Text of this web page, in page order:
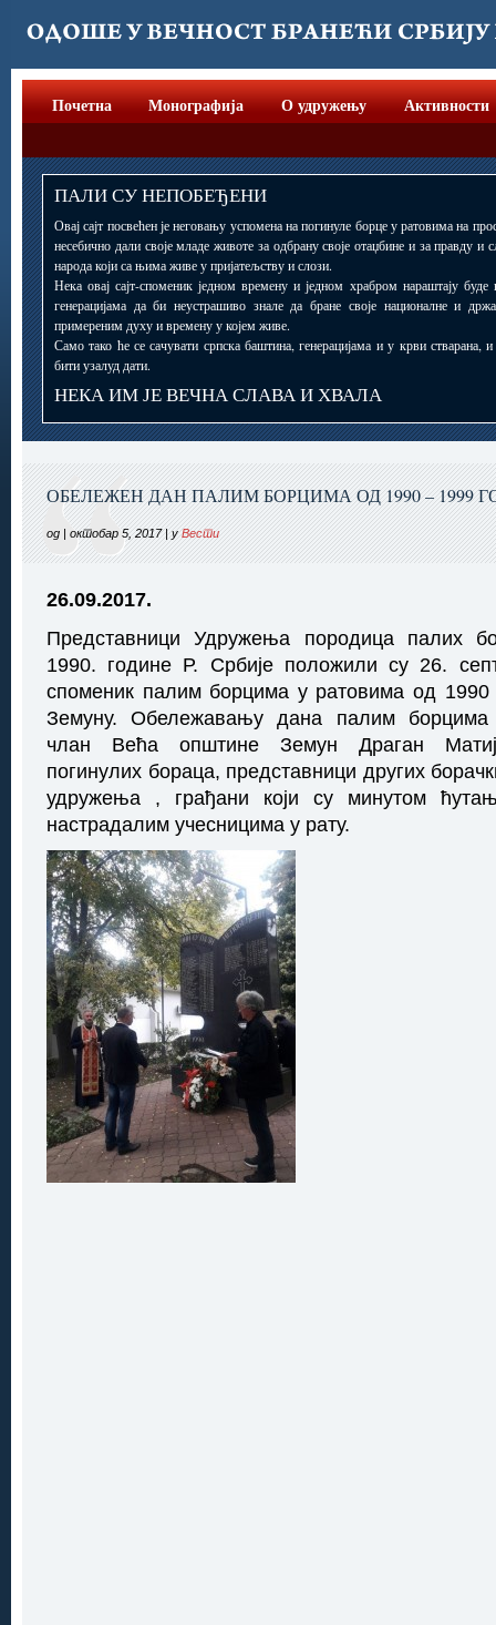
Почетна Монографија О удружењу Активности
ПАЛИ СУ НЕПОБЕЂЕНИ
Овај сајт посвећен је неговању успомена на погинуле борце у ратовима на
несебично дали своје младе животе за одбрану своје отаџбине и за правду и
народа који са њима живе у пријатељству и слози.
Нека овај сајт-споменик једном времену и једном храбром нараштају
генерацијама да би неустрашиво знале да бране своје националне и
примереним духу и времену у којем живе.
Само тако ће се сачувати српска баштина, генерацијама и у крви
бити узалуд дати.
НЕКА ИМ ЈЕ ВЕЧНА СЛАВА И ХВАЛА
ОБЕЛЕЖЕН ДАН ПАЛИМ БОРЦИМА ОД 1990 – 1999
од | октобар 5, 2017 | уВести
26.09.2017.
Представници Удружења породица палих
1990. године Р. Србије положили су 26.
споменик палим борцима у ратовима од
Земуну. Обележавању дана палим борцима
члан Већа општине Земун Драган
погинулих бораца, представници других
удружења , грађани који су минутом
настрадалим учесницима у рату.